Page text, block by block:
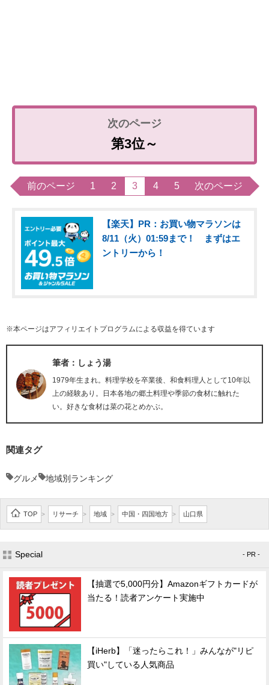
第3位～
前のページ 1 2 3 4 5 次のページ
【楽天】PR：お買い物マラソンは
8/11（火）01:59まで！ まずはエ
ントリーから！
※本ページはアフィリエイトプログラムによる収益を得ています
筆者：しょう湯
1979年生まれ。料理学校を卒業後、和食料理人として10年以
上の経験あり。日本各地の郷土料理や季節の食材に触れた
い。好きな食材は菜の花とめかぶ。
関連タグ
グルメ 地域別ランキング
TOP > リサーチ > 地域 > 中国・四国地方 > 山口県
Special - PR -
【抽選で5,000円分】Amazonギフトカードが
当たる！読者アンケート実施中
【iHerb】「迷ったらこれ！」みんなが"リピ
買い"している人気商品